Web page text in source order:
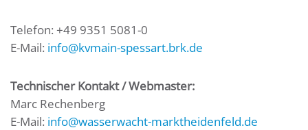
Telefon: +49 9351 5081-0
E-Mail: info@kvmain-spessart.brk.de
Technischer Kontakt / Webmaster:
Marc Rechenberg
E-Mail: info@wasserwacht-marktheidenfeld.de